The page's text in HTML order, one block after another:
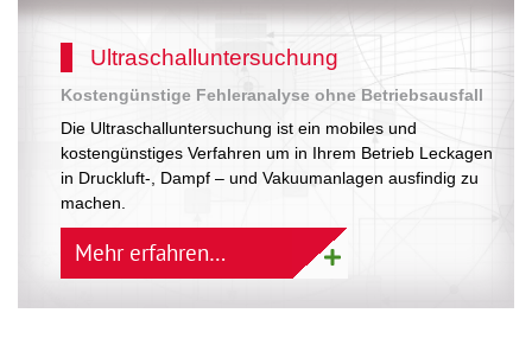
Ultraschalluntersuchung
Kostengünstige Fehleranalyse ohne Betriebsausfall
Die Ultraschalluntersuchung ist ein mobiles und
kostengünstiges Verfahren um in Ihrem Betrieb Leckagen
in Druckluft-, Dampf – und Vakuumanlagen ausfindig zu
machen.
Mehr erfahren…